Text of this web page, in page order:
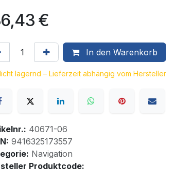
€
In den Warenkorb
lagernd – Lieferzeit abhängig vom Hersteller
40671-06
9416325173557
Navigation
Produktcode: